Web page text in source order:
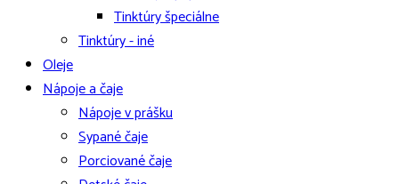
Tinktúry špeciálne
Tinktúry - iné
Oleje
Nápoje a čaje
Nápoje v prášku
Sypané čaje
Porciované čaje